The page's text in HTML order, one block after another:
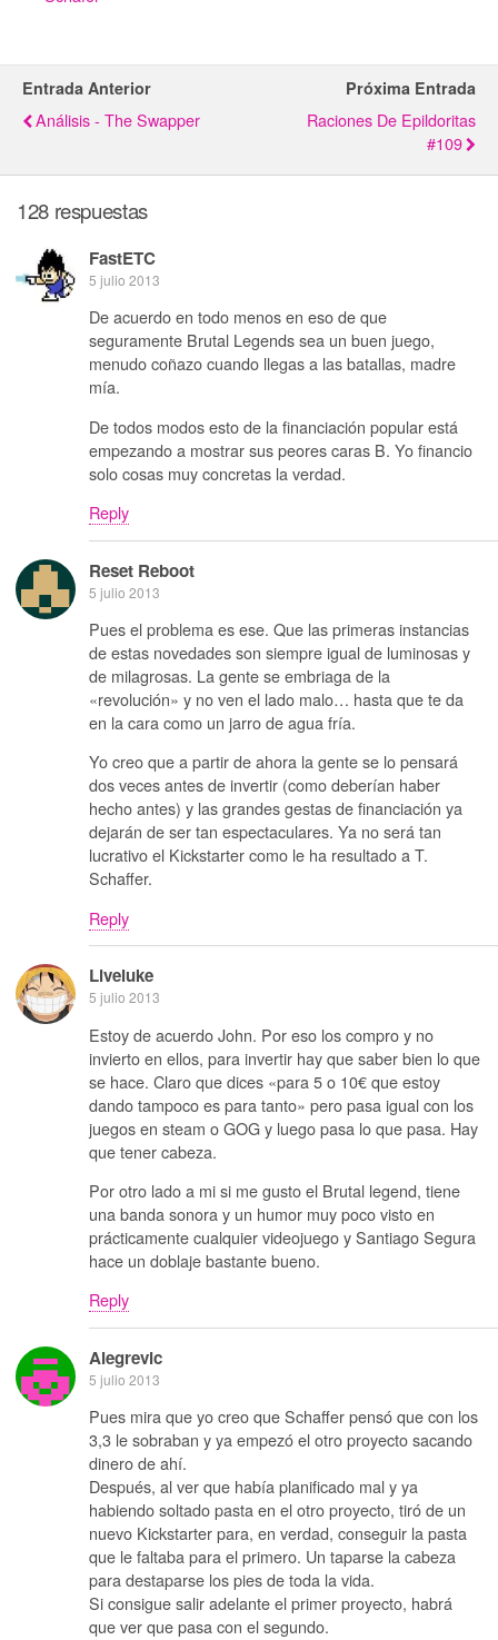
Entrada Anterior
Análisis - The Swapper
Próxima Entrada
Raciones De Epildoritas
#109
128 respuestas
FastETC
5 julio 2013
De acuerdo en todo menos en eso de que
seguramente Brutal Legends sea un buen juego,
menudo coñazo cuando llegas a las batallas, madre
mía.
De todos modos esto de la financiación popular está
empezando a mostrar sus peores caras B. Yo financio
solo cosas muy concretas la verdad.
Reply
Reset Reboot
5 julio 2013
Pues el problema es ese. Que las primeras instancias
de estas novedades son siempre igual de luminosas y
de milagrosas. La gente se embriaga de la
«revolución» y no ven el lado malo… hasta que te da
en la cara como un jarro de agua fría.
Yo creo que a partir de ahora la gente se lo pensará
dos veces antes de invertir (como deberían haber
hecho antes) y las grandes gestas de financiación ya
dejarán de ser tan espectaculares. Ya no será tan
lucrativo el Kickstarter como le ha resultado a T.
Schaffer.
Reply
Liveluke
5 julio 2013
Estoy de acuerdo John. Por eso los compro y no
invierto en ellos, para invertir hay que saber bien lo que
se hace. Claro que dices «para 5 o 10€ que estoy
dando tampoco es para tanto» pero pasa igual con los
juegos en steam o GOG y luego pasa lo que pasa. Hay
que tener cabeza.
Por otro lado a mi si me gusto el Brutal legend, tiene
una banda sonora y un humor muy poco visto en
prácticamente cualquier videojuego y Santiago Segura
hace un doblaje bastante bueno.
Reply
Alegrevic
5 julio 2013
Pues mira que yo creo que Schaffer pensó que con los
3,3 le sobraban y ya empezó el otro proyecto sacando
dinero de ahí.
Después, al ver que había planificado mal y ya
habiendo soltado pasta en el otro proyecto, tiró de un
nuevo Kickstarter para, en verdad, conseguir la pasta
que le faltaba para el primero. Un taparse la cabeza
para destaparse los pies de toda la vida.
Si consigue salir adelante el primer proyecto, habrá
que ver que pasa con el segundo.